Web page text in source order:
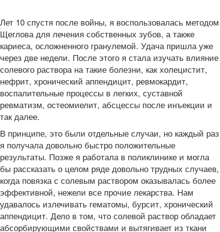
Лет 10 спустя после войны, я воспользовалась методом
Щеглова для лечения собственных зубов, а также
кариеса, осложненного гранулемой. Удача пришла уже
через две недели. После этого я стала изучать влияние
солевого раствора на такие болезни, как холецистит,
нефрит, хронический аппендицит, ревмокардит,
воспалительные процессы в легких, суставной
ревматизм, остеомиелит, абсцессы после инъекции и
так далее.
В принципе, это были отдельные случаи, но каждый раз
я получала довольно быстро положительные
результаты. Позже я работала в поликлинике и могла
бы рассказать о целом ряде довольно трудных случаев,
когда повязка с солевым раствором оказывалась более
эффективной, нежели все прочие лекарства. Нам
удавалось излечивать гематомы, бурсит, хронический
аппендицит. Дело в том, что солевой раствор обладает
абсорбирующими свойствами и вытягивает из ткани